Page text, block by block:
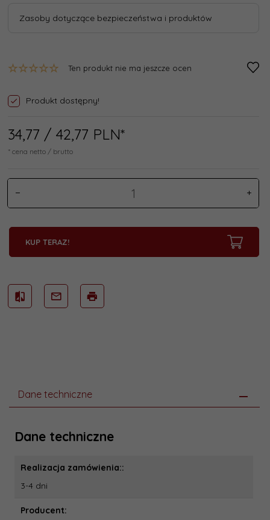
Zasoby dotyczące bezpieczeństwa i produktów
Ten produkt nie ma jeszcze ocen
Produkt dostępny!
34,77 / 42,77 PLN*
* cena netto / brutto
KUP TERAZ!
Dane techniczne
Dane techniczne
Realizacja zamówienia::
3-4 dni
Producent: